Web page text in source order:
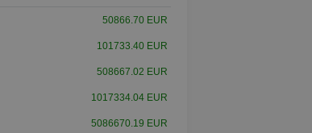
50866.70 EUR
101733.40 EUR
508667.02 EUR
1017334.04 EUR
5086670.19 EUR